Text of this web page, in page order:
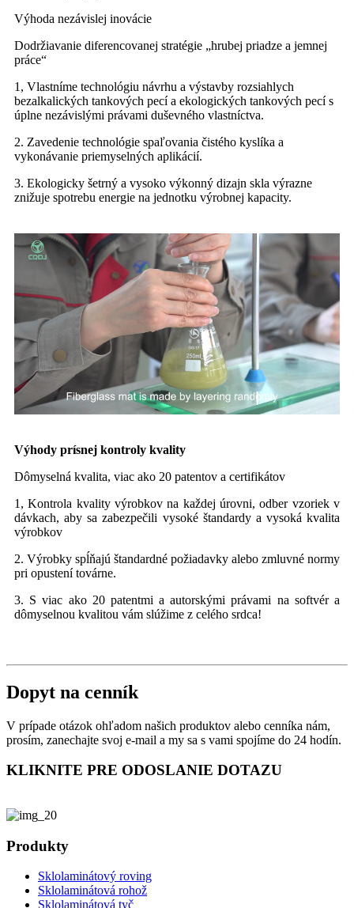
Výhoda nezávislej inovácie
Dodržiavanie diferencovanej stratégie „hrubej priadze a jemnej
práce“
1, Vlastníme technológiu návrhu a výstavby rozsiahlych
bezalkalických tankových pecí a ekologických tankových pecí s
úplne nezávislými právami duševného vlastníctva.
2. Zavedenie technológie spaľovania čistého kyslíka a
vykonávanie priemyselných aplikácií.
3. Ekologicky šetrný a vysoko výkonný dizajn skla výrazne
znižuje spotrebu energie na jednotku výrobnej kapacity.
Výhody prísnej kontroly kvality
Dômyselná kvalita, viac ako 20 patentov a certifikátov
1, Kontrola kvality výrobkov na každej úrovni, odber vzoriek v
dávkach, aby sa zabezpečili vysoké štandardy a vysoká kvalita
výrobkov
2. Výrobky spĺňajú štandardné požiadavky alebo zmluvné normy
pri opustení továrne.
3. S viac ako 20 patentmi a autorskými právami na softvér a
dômyselnou kvalitou vám slúžime z celého srdca!
Dopyt na cenník
V prípade otázok ohľadom našich produktov alebo cenníka nám,
prosím, zanechajte svoj e-mail a my sa s vami spojíme do 24 hodín.
KLIKNITE PRE ODOSLANIE DOTAZU
Produkty
Sklolaminátový roving
Sklolaminátová rohož
Sklolaminátová tyč